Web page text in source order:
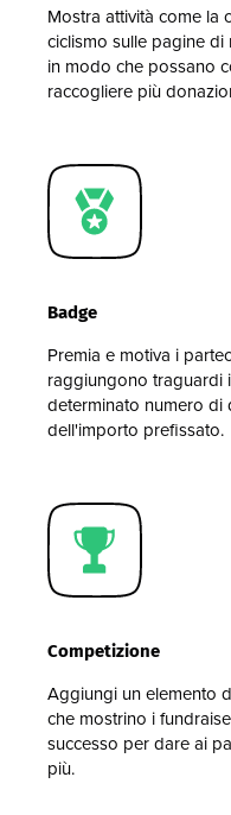
Mostra attività come la
ciclismo sulle pagine
in modo che possano
raccogliere più
Badge
Premia e motiva i
raggiungono traguardi
determinato numero
dell'importo prefissato.
Competizione
Aggiungi un elemento
che mostrino i
successo per dare ai
più.